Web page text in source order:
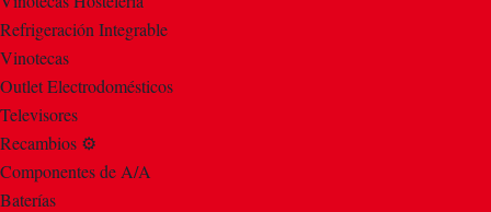
Refrigeración Integrable
Vinotecas
Outlet Electrodomésticos
Televisores
Recambios ⚙️
Componentes de A/A
Baterías